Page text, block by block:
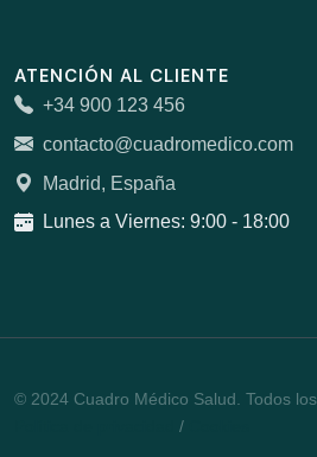
ATENCIÓN AL CLIENTE
+34 900 123 456
contacto@cuadromedico.com
Madrid, España
Lunes a Viernes: 9:00 - 18:00
© 2024 Cuadro Médico Salud. Todos
/